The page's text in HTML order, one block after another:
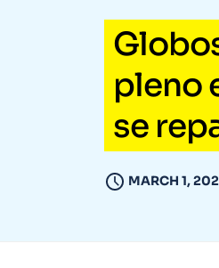
pleno
se
MARCH 1,